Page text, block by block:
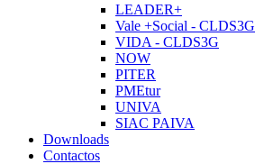
LEADER+
Vale +Social - CLDS3G
VIDA - CLDS3G
NOW
PITER
PMEtur
UNIVA
SIAC PAIVA
Downloads
Contactos